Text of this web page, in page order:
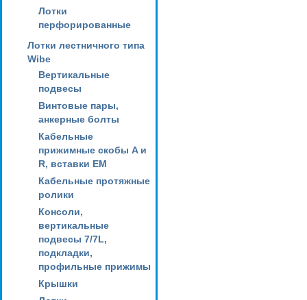
Лотки
перфорированные
Лотки лестничного типа
Wibe
Вертикальные
подвесы
Винтовые пары,
анкерные болты
Кабельные
прижимные скобы A и
R, вставки EM
Кабельные протяжные
ролики
Консоли,
вертикальные
подвесы 7/7L,
подкладки,
профильные прижимы
Крышки